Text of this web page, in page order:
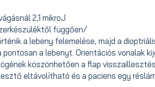
2,1 mikroJ
függően/
a lebeny felemelése, majd a
a lebenyt. Orientációs vonalak
köszönhetően a flap
eltávolítható és a paciens egy